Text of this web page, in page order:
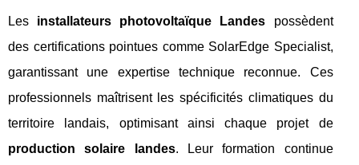
Les installateurs photovoltaïque Landes possèdent
des certifications pointues comme SolarEdge Specialist,
garantissant une expertise technique reconnue. Ces
professionnels maîtrisent les spécificités climatiques du
territoire landais, optimisant ainsi chaque projet de
production solaire landes. Leur formation continue